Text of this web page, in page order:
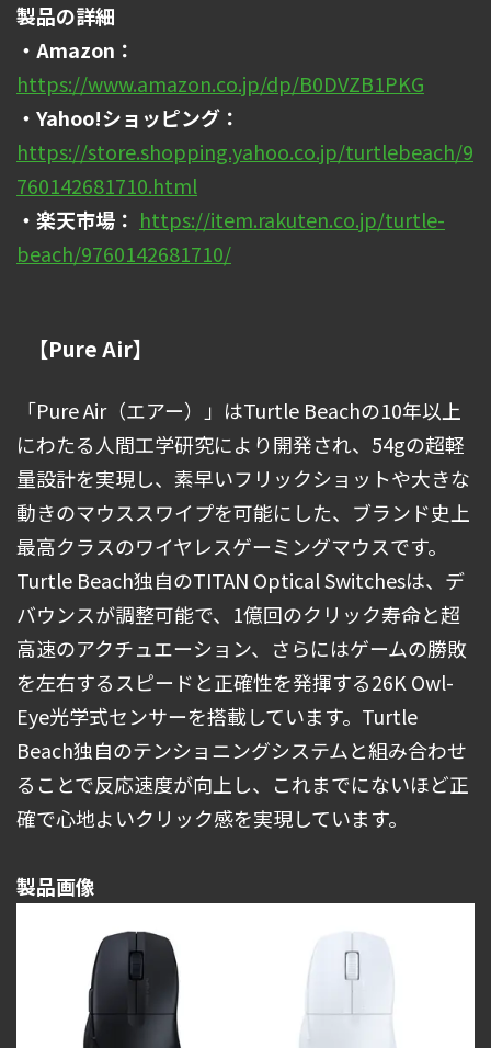
製品の詳細
・Amazon：
https://www.amazon.co.jp/dp/B0DVZB1PKG
・Yahoo!ショッピング：
https://store.shopping.yahoo.co.jp/turtlebeach/9
760142681710.html
・楽天市場： https://item.rakuten.co.jp/turtle-
beach/9760142681710/
【Pure Air】
「Pure Air（エアー）」はTurtle Beachの10年以上
にわたる人間工学研究により開発され、54gの超軽
量設計を実現し、素早いフリックショットや大きな
動きのマウススワイプを可能にした、ブランド史上
最高クラスのワイヤレスゲーミングマウスです。
Turtle Beach独自のTITAN Optical Switchesは、デ
バウンスが調整可能で、1億回のクリック寿命と超
高速のアクチュエーション、さらにはゲームの勝敗
を左右するスピードと正確性を発揮する26K Owl-
Eye光学式センサーを搭載しています。Turtle
Beach独自のテンショニングシステムと組み合わせ
ることで反応速度が向上し、これまでにないほど正
確で心地よいクリック感を実現しています。
製品画像